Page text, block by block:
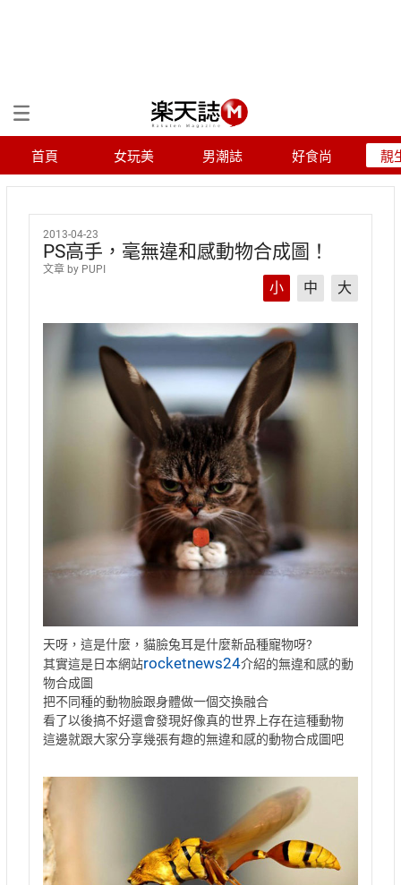
首頁 女玩美 男潮誌 好食尚 靚
2013-04-23
PS高手，毫無違和感動物合成圖！
文章 by PUPI
小 中 大
天呀，這是什麼，貓臉兔耳是什麼新品種寵物呀?
其實這是日本網站rocketnews24介紹的無違和感的動
物合成圖
把不同種的動物臉跟身體做一個交換融合
看了以後搞不好還會發現好像真的世界上存在這種動物
這邊就跟大家分享幾張有趣的無違和感的動物合成圖吧